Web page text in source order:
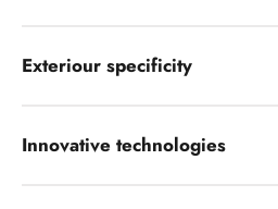
Exteriour specificity
Innovative technologies